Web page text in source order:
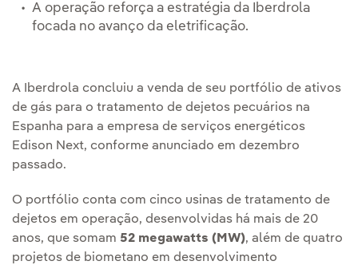
A operação reforça a estratégia da Iberdrola
focada no avanço da eletrificação.
A Iberdrola concluiu a venda de seu portfólio de ativos
de gás para o tratamento de dejetos pecuários na
Espanha para a empresa de serviços energéticos
Edison Next, conforme anunciado em dezembro
passado.
O portfólio conta com cinco usinas de tratamento de
dejetos em operação, desenvolvidas há mais de 20
anos, que somam 52 megawatts (MW), além de quatro
projetos de biometano em desenvolvimento